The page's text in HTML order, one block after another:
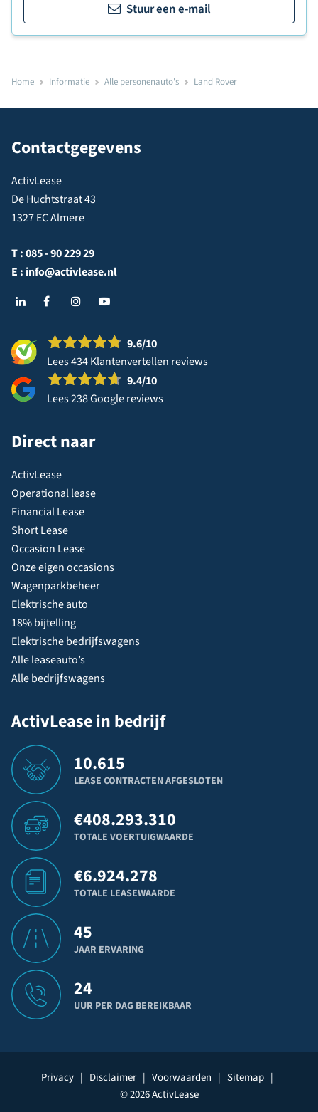
Stuur een e-mail
Home Informatie Alle personenauto's Land Rover
Contactgegevens
ActivLease
De Huchtstraat 43
1327 EC Almere
T :085 - 90 229 29
E : info@activlease.nl
9.6/10
Lees 434 Klantenvertellen reviews
9.4/10
Lees 238 Google reviews
Direct naar
ActivLease
Operational lease
Financial Lease
Short Lease
Occasion Lease
Onze eigen occasions
Wagenparkbeheer
Elektrische auto
18% bijtelling
Elektrische bedrijfswagens
Alle leaseauto’s
Alle bedrijfswagens
ActivLease in bedrijf
10.615
LEASE CONTRACTEN AFGESLOTEN
€408.293.310
TOTALE VOERTUIGWAARDE
€6.924.278
TOTALE LEASEWAARDE
45
JAAR ERVARING
24
UUR PER DAG BEREIKBAAR
Privacy | Disclaimer | Voorwaarden | Sitemap |
© 2026 ActivLease